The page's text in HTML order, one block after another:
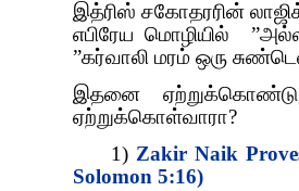
இத்ரிஸ் சகோதரரின்
எபிரேய மொழியில்
”கர்வாலி மரம் ஒரு
இதனை
ஏற்றுக்கொள்வாரா?
1) Zakir Naik
Solomon 5:16)